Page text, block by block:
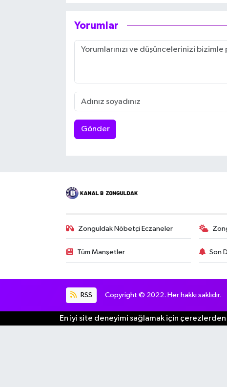
Yorumlar
Gönder
Zonguldak Nöbetçi Eczaneler
Tüm Manşetler Son
RSS Copyright © 2022. Her hakkı saklıdır.
En iyi site deneyimi sağlamak için